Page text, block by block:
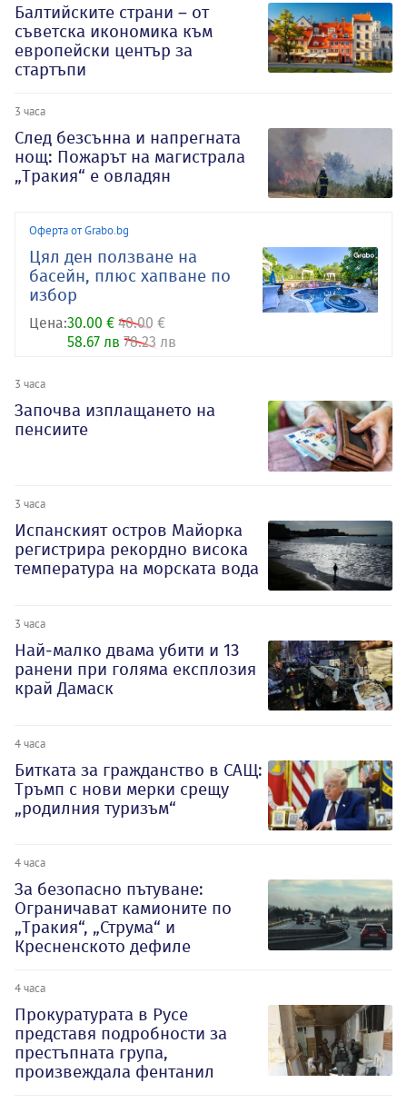
Балтийските страни – от
съветска икономика към
европейски център за
стартъпи
3 часа
След безсънна и напрегната
нощ: Пожарът на магистрала
„Тракия“ е овладян
Оферта от Grabo.bg
Цял ден ползване на
басейн, плюс хапване по
избор
Цена:30.00 € 40.00 €
58.67 лв 78.23 лв
3 часа
Започва изплащането на
пенсиите
3 часа
Испанският остров Майорка
регистрира рекордно висока
температура на морската вода
3 часа
Най-малко двама убити и 13
ранени при голяма експлозия
край Дамаск
4 часа
Битката за гражданство в САЩ:
Тръмп с нови мерки срещу
„родилния туризъм“
4 часа
За безопасно пътуване:
Ограничават камионите по
„Тракия“, „Струма“ и
Кресненското дефиле
4 часа
Прокуратурата в Русе
представя подробности за
престъпната група,
произвеждала фентанил